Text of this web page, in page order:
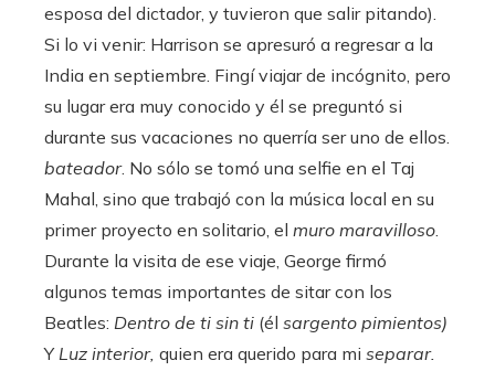
esposa del dictador, y tuvieron que salir pitando).
Si lo vi venir: Harrison se apresuró a regresar a la
India en septiembre. Fingí viajar de incógnito, pero
su lugar era muy conocido y él se preguntó si
durante sus vacaciones no querría ser uno de ellos.
bateador. No sólo se tomó una selfie en el Taj
Mahal, sino que trabajó con la música local en su
primer proyecto en solitario, el muro maravilloso
Durante la visita de ese viaje, George firmó
algunos temas importantes de sitar con los
Beatles: Dentro de ti sin ti (él sargento pimientos)
Y Luz interior, quien era querido para mi separar.